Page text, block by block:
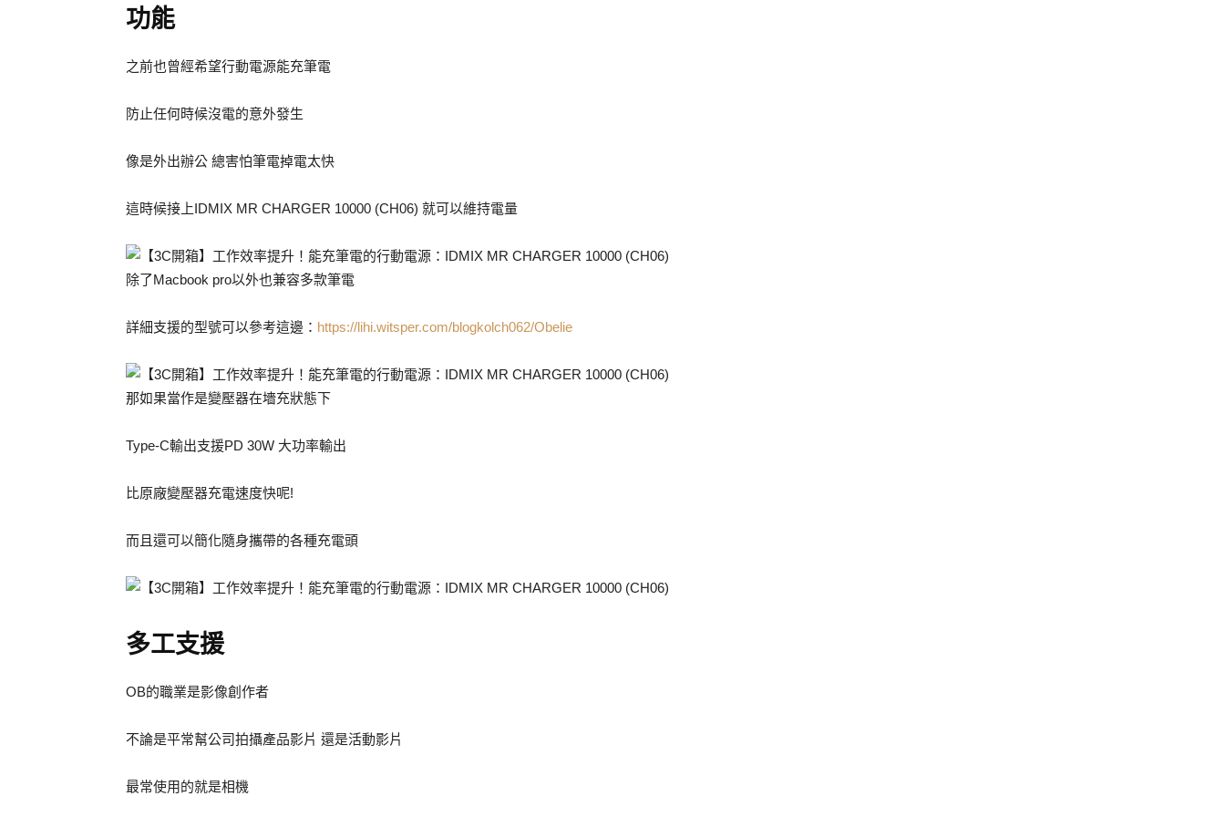
功能
之前也曾經希望行動電源能充筆電
防止任何時候沒電的意外發生
像是外出辦公 總害怕筆電掉電太快
這時候接上IDMIX MR CHARGER 10000 (CH06) 就可以維持電量
除了Macbook pro以外也兼容多款筆電
詳細支援的型號可以參考這邊： https://lihi.witsper.com/blogkolch062/Obelie
那如果當作是變壓器在墻充狀態下
Type-C輸出支援PD 30W 大功率輸出
比原廠變壓器充電速度快呢!
而且還可以簡化隨身攜帶的各種充電頭
多工支援
OB的職業是影像創作者
不論是平常幫公司拍攝產品影片 還是活動影片
最常使用的就是相機